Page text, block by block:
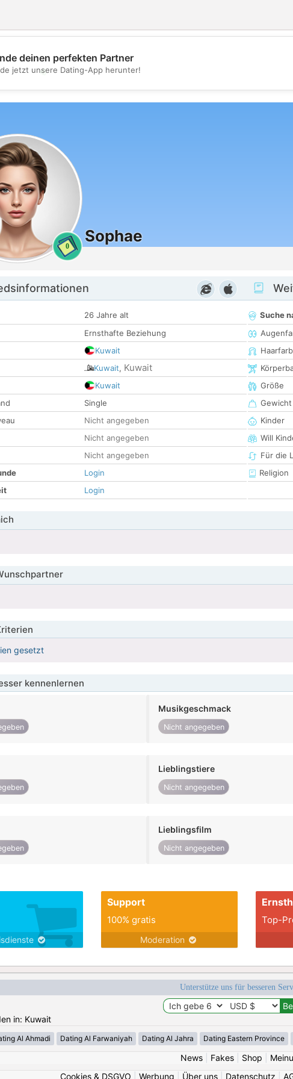
💖
deinen perfekten Partner
jetzt unsere Dating-App herunter!
0
Sophae
26 Jahre alt
Ernsthafte Beziehung
Kuwait
Kuwait, Kuwait
Kuwait
Single
Nicht angegeben
Nicht angegeben
Nicht angegeben
Login
Login
Suche
Größe
Gewicht
Kinder
Will
Für die
Religion
gesetzt
kennenlernen
Musikgeschmack
Nicht angegeben
Lieblingstiere
Nicht angegeben
Lieblingsfilm
Nicht angegeben
Support
100% gratis
Moderation
Top-
Unterstütze uns für besseren
in: Kuwait
Al Ahmadi Dating Al Farwaniyah Dating Al Jahra Dating Eastern Province
News| Fakes| Shop
Cookies & DSGVO
Werbung Über uns Datenschutz